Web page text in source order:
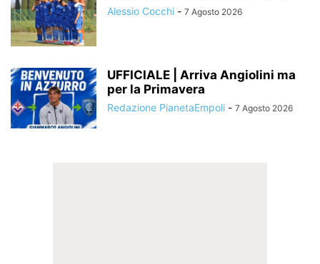
Alessio Cocchi - 7 Agosto 2026
UFFICIALE | Arriva Angiolini ma
per la Primavera
Redazione PianetaEmpoli - 7 Agosto 2026